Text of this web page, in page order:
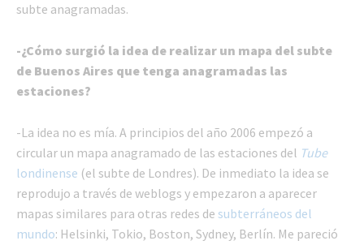
subte anagramadas.
-¿Cómo surgió la idea de realizar un mapa del subte
de Buenos Aires que tenga anagramadas las
estaciones?
-La idea no es mía. A principios del año 2006 empezó a
circular un mapa anagramado de las estaciones del Tube
londinense (el subte de Londres). De inmediato la idea se
reprodujo a través de weblogs y empezaron a aparecer
mapas similares para otras redes de subterráneos del
mundo: Helsinki, Tokio, Boston, Sydney, Berlín. Me pareció